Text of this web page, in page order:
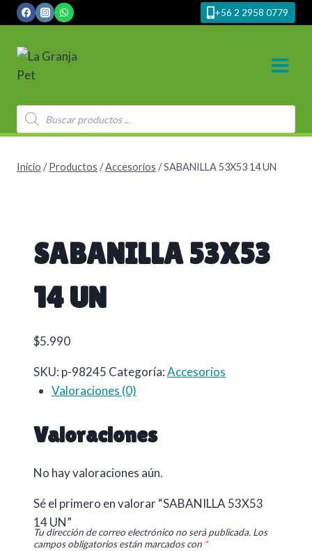
Saltar
al
contenido
+56 2 2958 0779
Búsqueda
de
productos
Inicio / Productos /Accesorios /SABANILLA 53X53 14 UN
SABANILLA 53X53
14 UN
$5.990
SKU: p-98245 Categoría:Accesorios
Valoraciones (0)
Valoraciones
No hay valoraciones aún.
Sé el primero en valorar “SABANILLA 53X53
14 UN”
Tu dirección de correo electrónico no será publicada. Los
campos obligatorios están marcados con *